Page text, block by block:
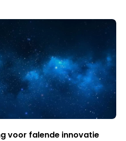
voor falende innovatie